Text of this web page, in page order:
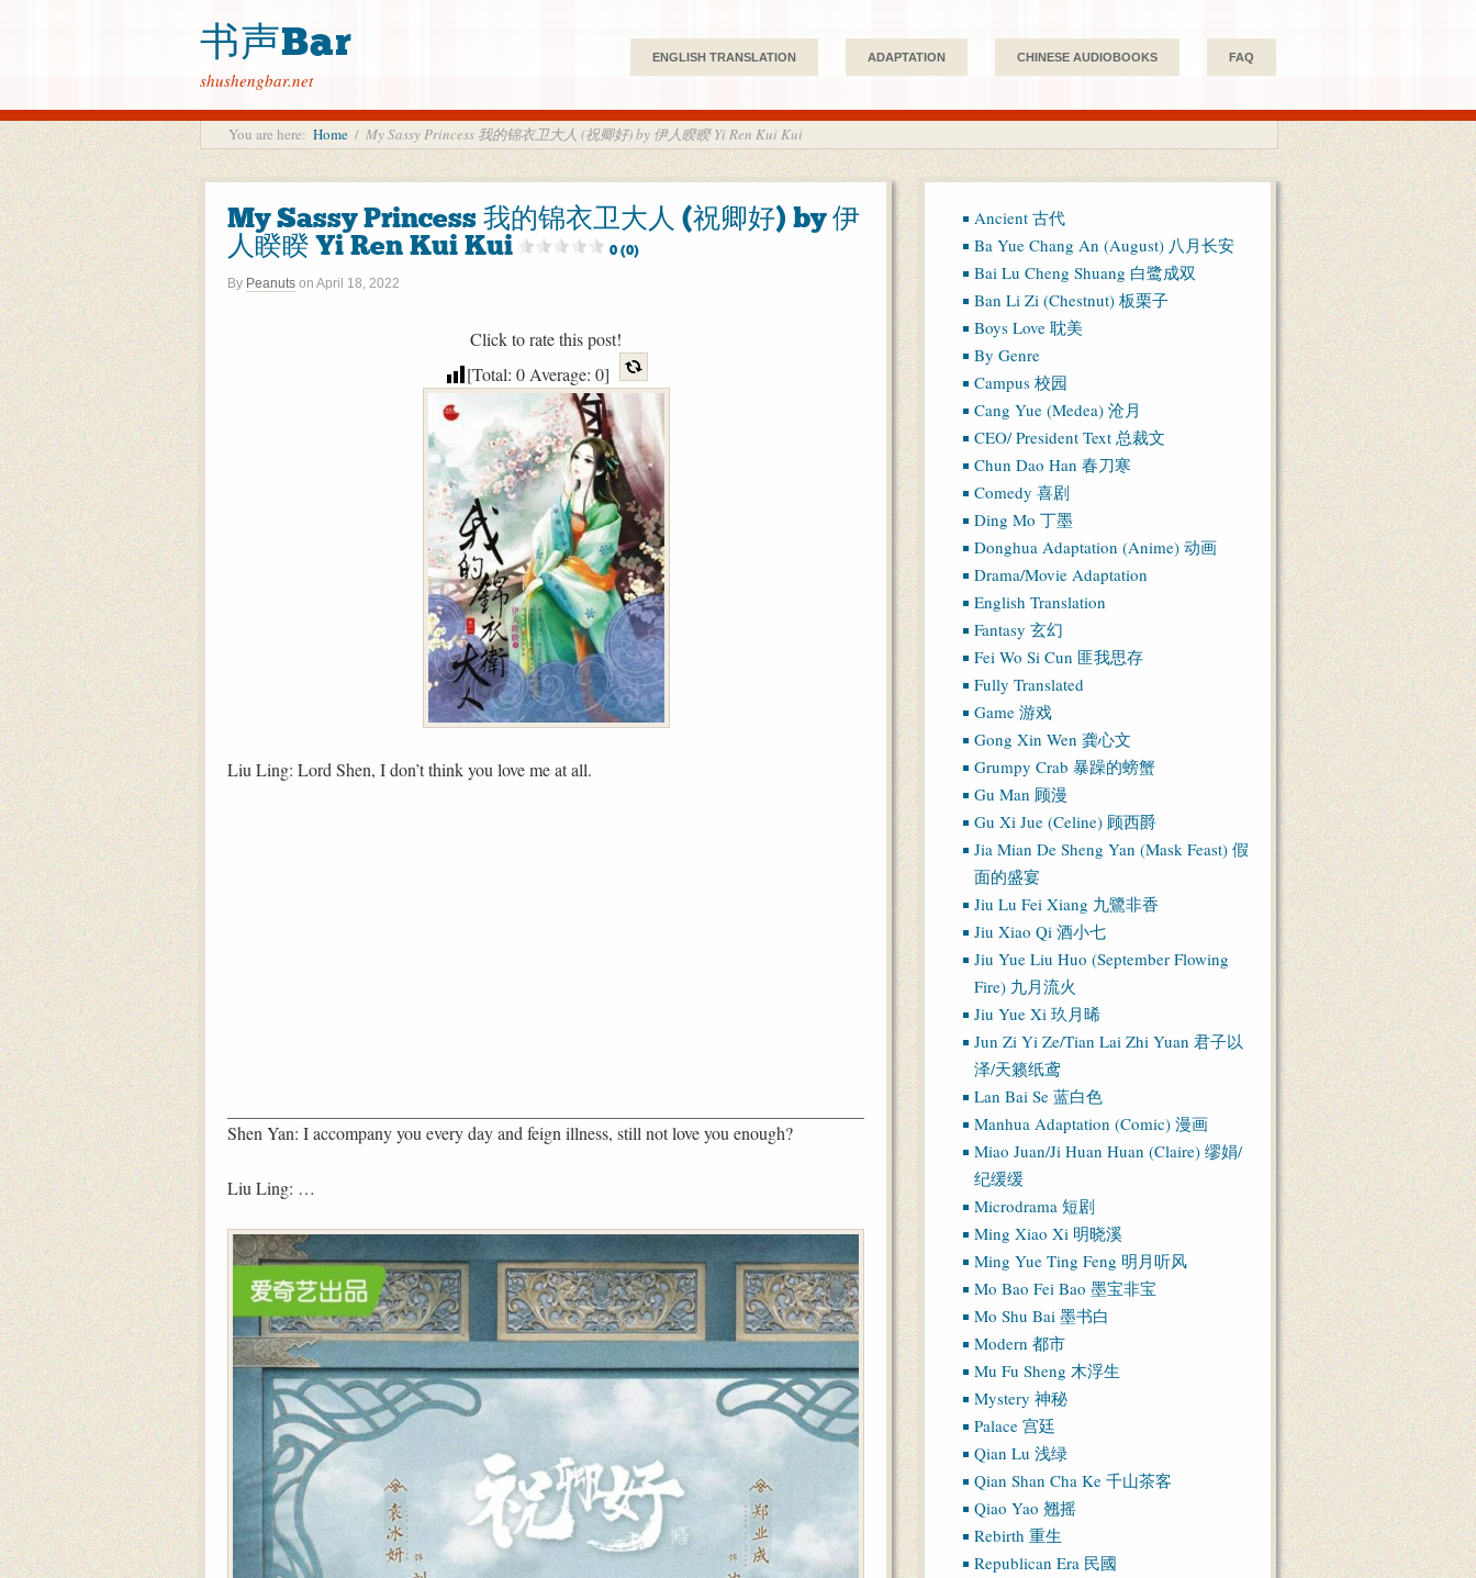
书声Bar
shushengbar.net
ENGLISH TRANSLATION ADAPTATION CHINESE AUDIOBOOKS FAQ
You are here: Home / My Sassy Princess 我的锦衣卫大人 (祝卿好) by 伊人睽睽 Yi Ren Kui Kui
My Sassy Princess 我的锦衣卫大人 (祝卿好) by 伊
人睽睽 Yi Ren Kui Kui
0 (0)
By Peanuts on April 18, 2022
Click to rate this post!
[Total: 0Average: 0]
Liu Ling: Lord Shen, I don’t think you love me at all.
Shen Yan: I accompany you every day and feign illness, still not love you enough?
Liu Ling: …
Ancient 古代
Ba Yue Chang An (August) 八月长安
Bai Lu Cheng Shuang 白鹭成双
Ban Li Zi (Chestnut) 板栗子
Boys Love 耽美
By Genre
Campus 校园
Cang Yue (Medea) 沧月
CEO/ President Text 总裁文
Chun Dao Han 春刀寒
Comedy 喜剧
Ding Mo 丁墨
Donghua Adaptation (Anime) 动画
Drama/Movie Adaptation
English Translation
Fantasy 玄幻
Fei Wo Si Cun 匪我思存
Fully Translated
Game 游戏
Gong Xin Wen 龚心文
Grumpy Crab 暴躁的螃蟹
Gu Man 顾漫
Gu Xi Jue (Celine) 顾西爵
Jia Mian De Sheng Yan (Mask Feast) 假
面的盛宴
Jiu Lu Fei Xiang 九鷺非香
Jiu Xiao Qi 酒小七
Jiu Yue Liu Huo (September Flowing
Fire) 九月流火
Jiu Yue Xi 玖月晞
Jun Zi Yi Ze/Tian Lai Zhi Yuan 君子以
泽/天籁纸鸢
Lan Bai Se 蓝白色
Manhua Adaptation (Comic) 漫画
Miao Juan/Ji Huan Huan (Claire) 缪娟/
纪缓缓
Microdrama 短剧
Ming Xiao Xi 明晓溪
Ming Yue Ting Feng 明月听风
Mo Bao Fei Bao 墨宝非宝
Mo Shu Bai 墨书白
Modern 都市
Mu Fu Sheng 木浮生
Mystery 神秘
Palace 宫廷
Qian Lu 浅绿
Qian Shan Cha Ke 千山茶客
Qiao Yao 翘摇
Rebirth 重生
Republican Era 民國